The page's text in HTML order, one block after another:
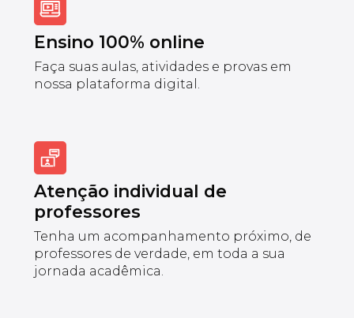
Ensino 100% online
Faça suas aulas, atividades e provas em
nossa plataforma digital.
Atenção individual de
professores
Tenha um acompanhamento próximo, de
professores de verdade, em toda a sua
jornada acadêmica.